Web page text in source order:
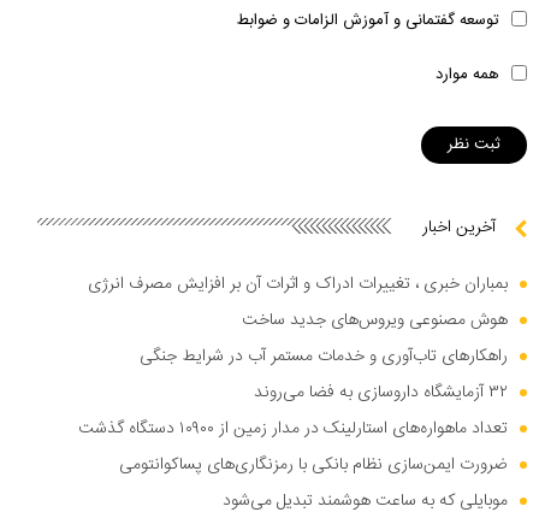
توسعه گفتمانی و آموزش الزامات و ضوابط
همه موارد
آخرین اخبار
بمباران خبری ، تغییرات ادراک و اثرات آن بر افزایش مصرف انرژی
هوش مصنوعی ویروس‌های جدید ساخت
راهکار‌های تاب‌آوری و خدمات مستمر آب در شرایط جنگی
۳۲ آزمایشگاه داروسازی به فضا می‌روند
تعداد ماهواره‌های استارلینک در مدار زمین از ۱۰۹۰۰ دستگاه گذشت
ضرورت ایمن‌سازی نظام بانکی با رمزنگاری‌های پساکوانتومی
موبایلی که به ساعت هوشمند تبدیل می‌شود